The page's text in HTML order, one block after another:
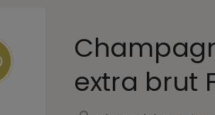
extra brut